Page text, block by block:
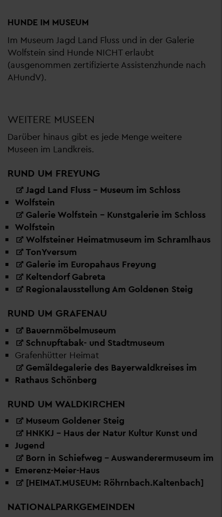
HUNDE IM MUSEUM
Im Museum Jagd Land Fluss und in der Galerie
Wolfstein sind Hunde NICHT erlaubt
(ausgenommen zertifizierte Assistenzhunde nach
AHundV).
WEITERE MUSEEN
Darüber hinaus gibt es jede Menge weitere
Museen im Landkreis.
RUND UM FREYUNG
Jagd Land Fluss – Museum im Schloss
Wolfstein
Galerie Wolfstein – Kunstgalerie im Schloss
Wolfstein
Wolfsteiner Heimatmuseum im Schramlhaus
TonYversum
Galerie im Europahaus Freyung
Keltendorf Gabreta
Regionalausstellung Am Goldenen Steig
RUND UM GRAFENAU
Bauernmöbelmuseum
Schnupftabak- und Stadtmuseum
Grafenhütter Heimat
Gemäldegalerie des Bayerwaldkreises im
Rathaus Schönberg
RUND UM WALDKIRCHEN
Museum Goldener Steig
HNKKJ – Haus der Natur Kultur Kunst und
Jugend
Born in Schiefweg – Auswanderermuseum im
Emerenz-Meier-Haus
[HEIMAT.MUSEUM: Röhrnbach.Kaltenbach]
NATIONALPARKGEMEINDEN